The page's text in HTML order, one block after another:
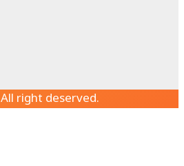
All right deserved.